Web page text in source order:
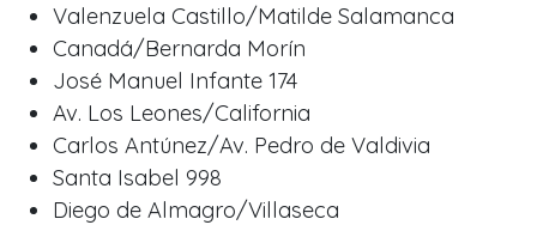
Valenzuela Castillo/Matilde Salamanca
Canadá/Bernarda Morín
José Manuel Infante 174
Av. Los Leones/California
Carlos Antúnez/Av. Pedro de Valdivia
Santa Isabel 998
Diego de Almagro/Villaseca